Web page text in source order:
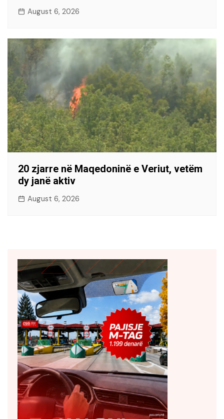
August 6, 2026
20 zjarre në Maqedoninë e Veriut, vetëm
dy janë aktiv
August 6, 2026